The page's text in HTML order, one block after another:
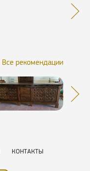
Все рекомендации
КОНТАКТЫ